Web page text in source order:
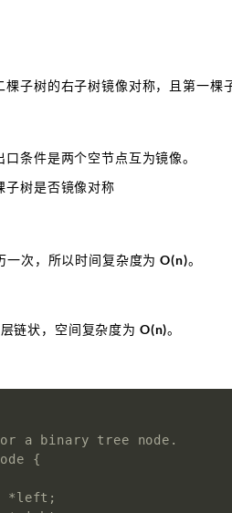
棵子树的右子树镜像对称，且第一
条件是两个空节点互为镜像。
子树是否镜像对称
次，所以时间复杂度为 O(n)。
链状，空间复杂度为 O(n)。
a binary tree node.
{
*left;